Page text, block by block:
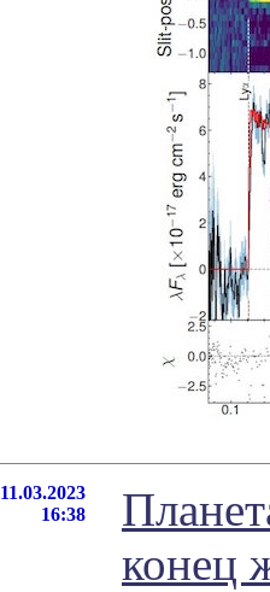
11.03.2023
16:38
конец